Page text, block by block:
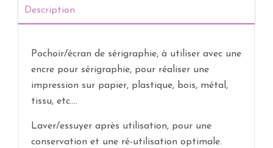
Description
Pochoir/écran de sérigraphie, à utiliser avec une
encre pour sérigraphie, pour réaliser une
impression sur papier, plastique, bois, métal,
tissu, etc....
Laver/essuyer après utilisation, pour une
conservation et une ré-utilisation optimale.